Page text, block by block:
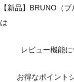
【新品】BRUNO（
は
レビュー機能
お得なポイント